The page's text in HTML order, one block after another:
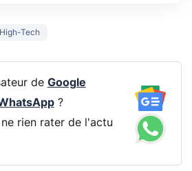
Tech
de Google
?
rien rater de l'actu